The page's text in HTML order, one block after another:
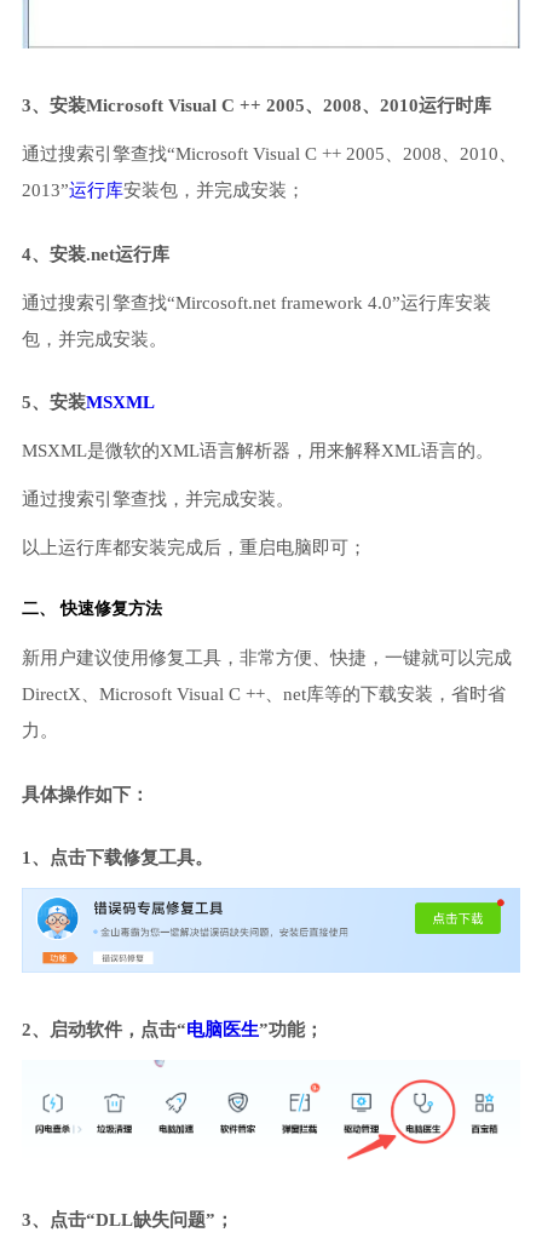
3、安装Microsoft Visual C ++ 2005、2008、2010运行时库
通过搜索引擎查找“Microsoft Visual C ++ 2005、2008、2010、
2013”运行库安装包，并完成安装；
4、安装.net运行库
通过搜索引擎查找“Mircosoft.net framework 4.0”运行库安装
包，并完成安装。
5、安装MSXML
MSXML是微软的XML语言解析器，用来解释XML语言的。
通过搜索引擎查找，并完成安装。
以上运行库都安装完成后，重启电脑即可；
二、 快速修复方法
新用户建议使用修复工具，非常方便、快捷，一键就可以完成
DirectX、Microsoft Visual C ++、net库等的下载安装，省时省
力。
具体操作如下：
1、点击下载修复工具。
2、启动软件，点击“电脑医生”功能；
3、点击“DLL缺失问题”；